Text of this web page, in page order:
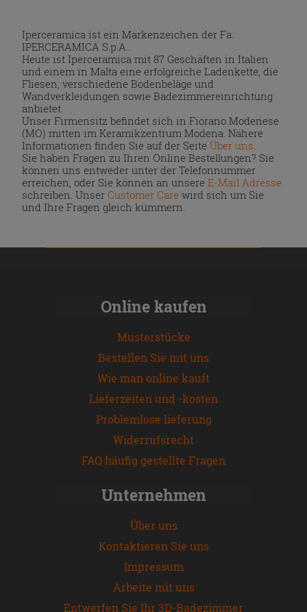
Iperceramica ist ein Markenzeichen der Fa.
IPERCERAMICA S.p.A..
Heute ist Iperceramica mit 87 Geschäften in Italien
und einem in Malta eine erfolgreiche Ladenkette, die
Fliesen, verschiedene Bodenbeläge und
Wandverkleidungen sowie Badezimmereinrichtung
anbietet.
Unser Firmensitz befindet sich in Fiorano Modenese
(MO) mitten im Keramikzentrum Modena. Nähere
Informationen finden Sie auf der Seite Über uns.
Sie haben Fragen zu Ihren Online Bestellungen? Sie
können uns entweder unter der Telefonnummer
erreichen, oder Sie können an unsereE-Mail Adresse
schreiben. UnserCustomer Care wird sich um Sie
und Ihre Fragen gleich kümmern.
Online kaufen
Musterstücke
Bestellen Sie mit uns
Wie man online kauft
Lieferzeiten und -kosten
Problemlose lieferung
Widerrufsrecht
FAQ häufig gestellte Fragen
Unternehmen
Über uns
Kontaktieren Sie uns
Impressum
Arbeite mit uns
Entwerfen Sie Ihr 3D-Badezimmer